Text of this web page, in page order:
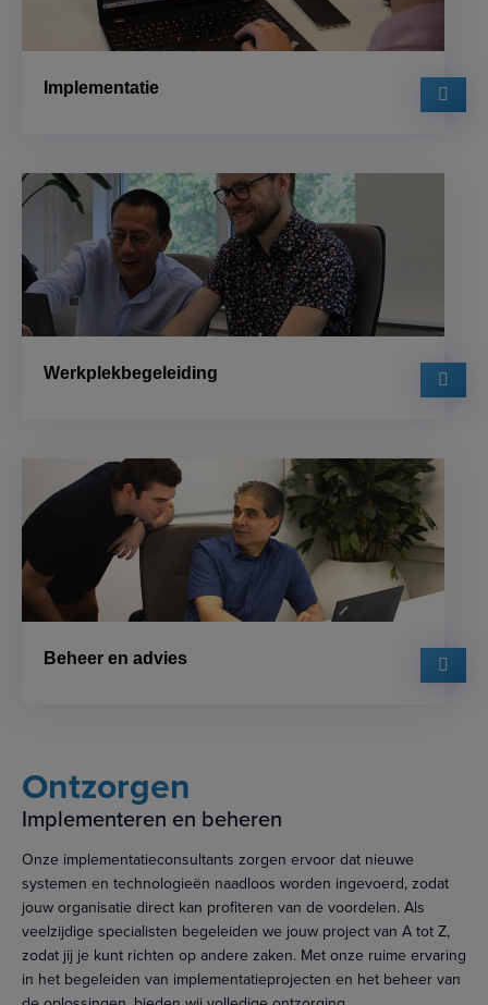
Implementatie
Werkplekbegeleiding
Beheer en advies
Ontzorgen
Implementeren en beheren
Onze implementatieconsultants zorgen ervoor dat nieuwe
systemen en technologieën naadloos worden ingevoerd, zodat
jouw organisatie direct kan profiteren van de voordelen. Als
veelzijdige specialisten begeleiden we jouw project van A tot Z,
zodat jij je kunt richten op andere zaken. Met onze ruime ervaring
in het begeleiden van implementatieprojecten en het beheer van